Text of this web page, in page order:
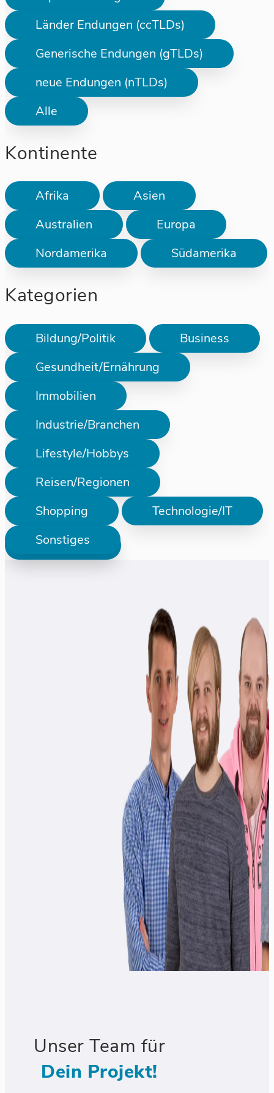
Länder Endungen (ccTLDs)
Generische Endungen (gTLDs)
neue Endungen (nTLDs)
Alle
Kontinente
Afrika
Asien
Australien
Europa
Nordamerika
Südamerika
Kategorien
Bildung/Politik
Business
Gesundheit/Ernährung
Immobilien
Industrie/Branchen
Lifestyle/Hobbys
Reisen/Regionen
Shopping
Technologie/IT
Sonstiges
Prüfen
Unser Team für
Dein Projekt!